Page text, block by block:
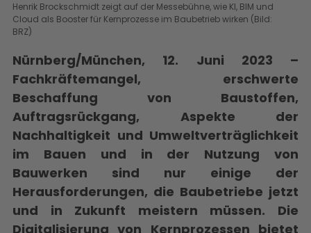
Henrik Brockschmidt zeigt auf der Messebühne,wie KI, BIM und
Cloud als Booster für Kernprozesse im Baubetriebwirken (Bild:
BRZ)
Nürnberg/München, 12. Juni 2023 –
Fachkräftemangel, erschwerte
Beschaffung von Baustoffen,
Auftragsrückgang, Aspekte der
Nachhaltigkeit und Umweltverträglichkeit
im Bauen und in der Nutzung von
Bauwerken sind nur einige der
Herausforderungen, die Baubetriebe jetzt
und in Zukunft meistern müssen. Die
Digitalisierung von Kernprozessen bietet